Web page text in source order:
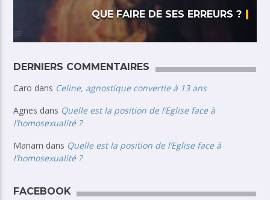
QUE FAIRE DE SES ERREURS ?
DERNIERS COMMENTAIRES
Caro dans Celine, agnostique convertie à 13 ans
Agnes dans Quelle est la position de l’Eglise face à
l’homosexualité ?
Mariam dans Quelle est la position de l’Eglise face à
l’homosexualité ?
FACEBOOK